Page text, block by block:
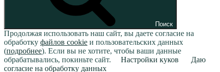
Поиск
Продолжая использовать наш сайт, вы даете согласие на
обработку файлов cookie и пользовательских данных
(подробнее). Если вы не хотите, чтобы ваши данные
обрабатывались, покиньте сайт.
Настройки куков
Даю
согласие на обработку данных